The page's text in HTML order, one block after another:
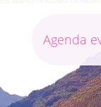
Agenda